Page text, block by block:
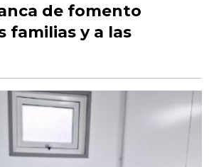
de fomento
familias y a las